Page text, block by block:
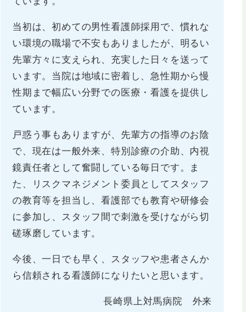
当初は、初めての男性看護師採用で、慣れな
い環境の職場で不安もありましたが、明るい
先輩方々に支えられ、充実した日々を送って
います。当院は地域に密着し、急性期から慢
性期まで幅広い分野での医療・看護を提供し
ています。
戸惑う事もありますが、先輩方の指導のお陰
で、現在は一般外来、特別診療の介助、内視
鏡責任者として奮闘している毎日です。ま
た、リスクマネジメント委員としてスタッフ
の教育等を担当し、看護部でも教育や研修会
に参加し、スタッフ間で刺激を受けながら切
磋琢磨しています。
今後、一日でも早く、スタッフや患者さんか
ら信頼される看護師になりたいと思います。
長崎県上対馬病院 外来